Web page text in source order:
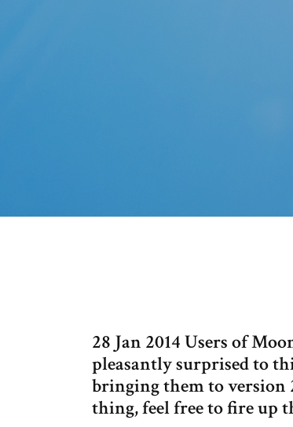
28 Jan 2014 Users of
pleasantly surprised to
bringing them to version
thing, feel free to fire up